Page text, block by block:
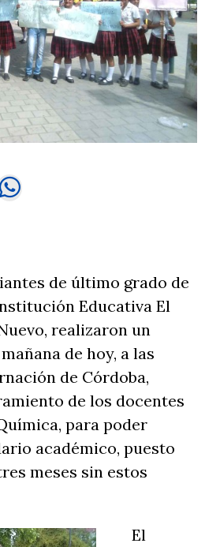
de último grado de
Educativa El
realizaron un
de hoy, a las
de Córdoba,
de los docentes
para poder
académico, puesto
meses sin estos
El